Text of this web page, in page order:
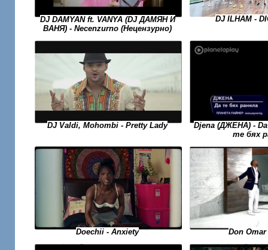
DJ DAMYAN ft. VANYA (DJ ДАМЯН И
ВАНЯ) - Necenzurno (Нецензурно)
DJ ILHAM -
DJ Valdi, Mohombi - Pretty Lady
Djena (ДЖЕНА) -
те бях
Doechii - Anxiety Don Omar